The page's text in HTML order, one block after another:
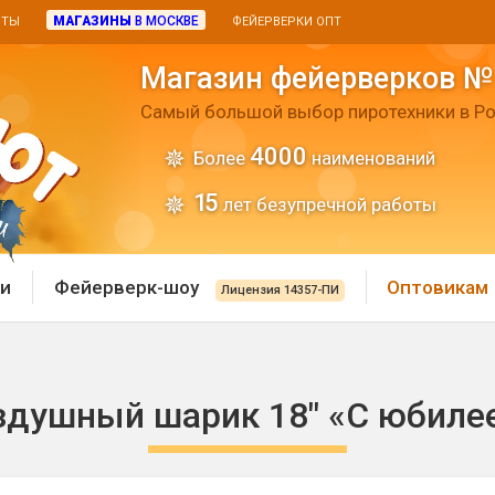
МАГАЗИНЫ В МОСКВЕ ФЕЙЕРВЕРКИ ОПТ
Магазин фейерверков
Самый большой выбор пиротехники в
Более 4000 наименований
15 лет безупречной работы
Хлопушки и
Фейерверк-шоу Лицензия 14357-ПИ Оптовикам
шарик 18" «С